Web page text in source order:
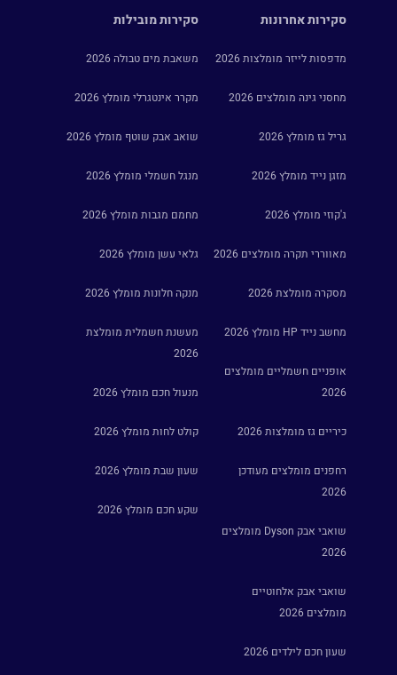
סקירות אחרונות
מדפסות לייזר מומלצות 2026
מחסני גינה מומלצים 2026
גריל גז מומלץ 2026
מזגן נייד מומלץ 2026
ג'קוזי מומלץ 2026
מאווררי תקרה מומלצים 2026
מסקרה מומלצת 2026
מחשב נייד HP מומלץ 2026
אופניים חשמליים מומלצים
2026
כיריים גז מומלצות 2026
רחפנים מומלצים מעודכן
2026
שואבי אבק Dyson מומלצים
2026
שואבי אבק אלחוטיים
מומלצים 2026
שעון חכם לילדים 2026
סקירות מובילות
משאבת מים טבולה 2026
מקרר אינטגרלי מומלץ 2026
שואב אבק שוטף מומלץ 2026
מנגל חשמלי מומלץ 2026
מחמם מגבות מומלץ 2026
גלאי עשן מומלץ 2026
מנקה חלונות מומלץ 2026
מעשנת חשמלית מומלצת
2026
מנעול חכם מומלץ 2026
קולט לחות מומלץ 2026
שעון שבת מומלץ 2026
שקע חכם מומלץ 2026